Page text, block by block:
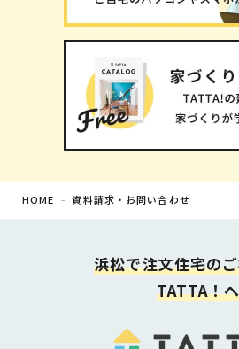
HOME 資料請求・お問い合わせ
浜松で注文住宅の
TATTA！へ